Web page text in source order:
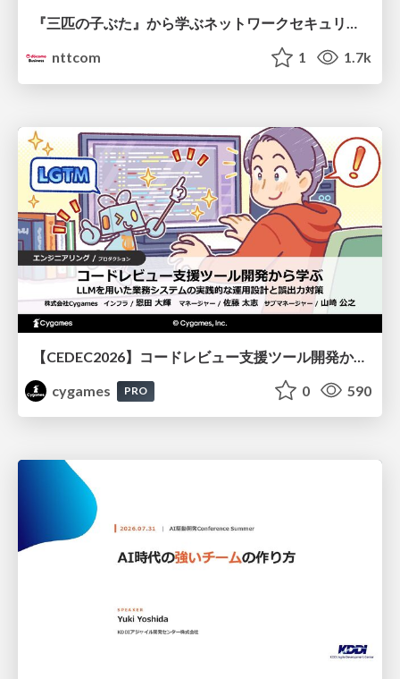
『三匹の子ぶた』から学ぶネットワークセキュリティの昔と今 / Network Security: Then and Now Through the Lens of The Three Little Pigs
nttcom
1 1.7k
【CEDEC2026】コードレビュー支援ツール開発から学ぶ：LLMを用いた業務システムの実践的な運用設計と誤出力対策
cygames
PRO 0 590